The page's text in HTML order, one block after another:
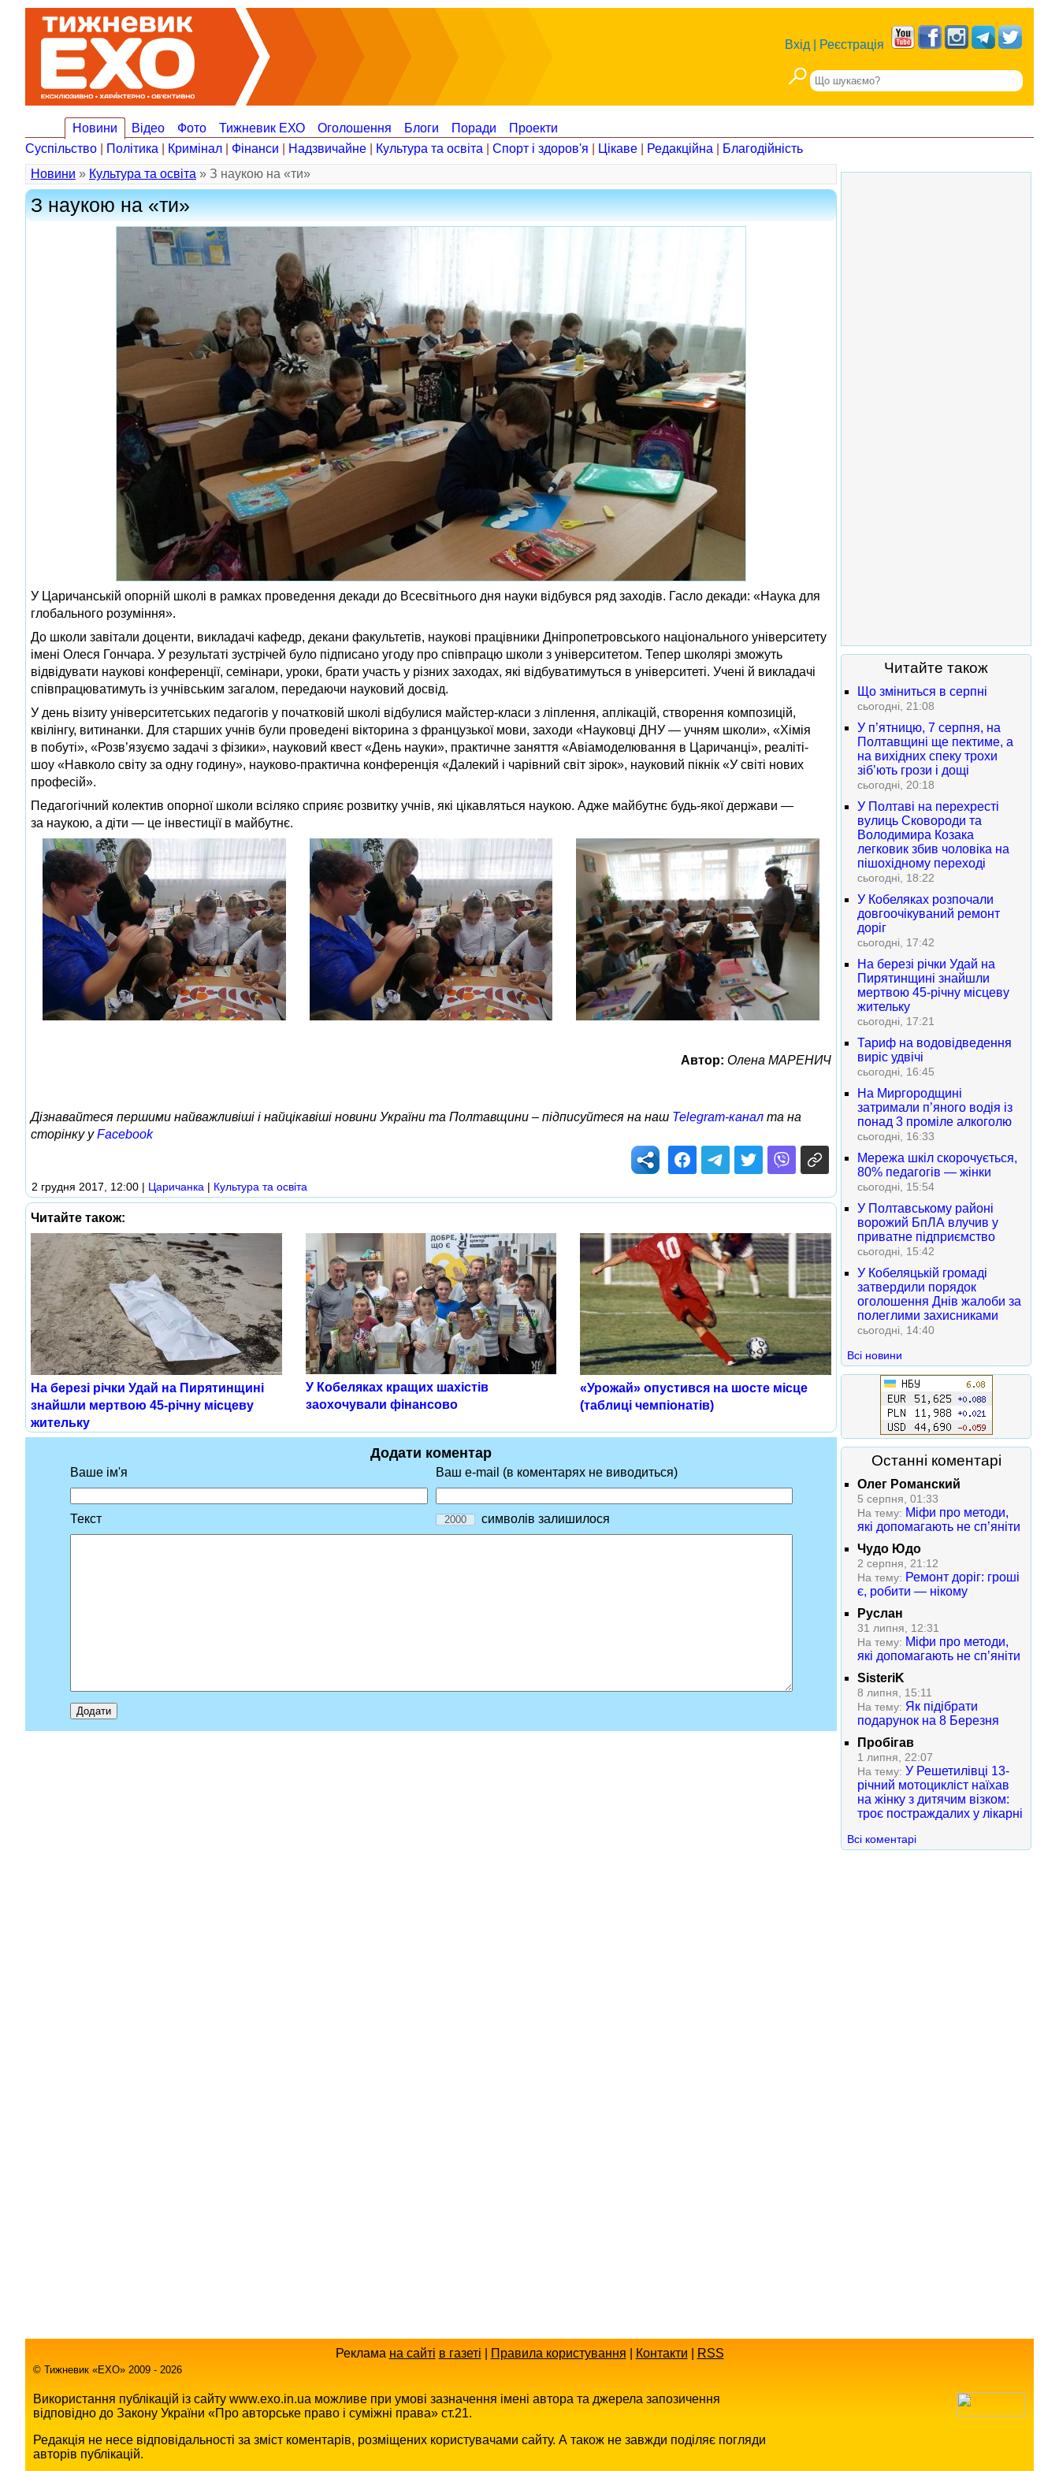
Вхід Реєстрація
Новини Відео Фото Тижневик ЕХО Оголошення Блоги Поради
Проекти
Суспільство
Політика Кримінал Фінанси Надзвичайне Культура та освіта Спорт і здоров'я Цікаве Редакційна
Благодійність
Новини » Культура та освіта » З наукою на «ти»
З наукою на «ти»
У Царичанській опорній школі в рамках проведення декади до Всесвітнього дня науки відбувся ряд заходів. Гасло декади: «Наука для
глобального розуміння».
До школи завітали доценти, викладачі кафедр, декани факультетів, наукові працівники Дніпропетровського національного університету
імені Олеся Гончара. У результаті зустрічей було підписано угоду про співпрацю школи з університетом. Тепер школярі зможуть
відвідувати наукові конференції, семінари, уроки, брати участь у різних заходах, які відбуватимуться в університеті. Учені й викладачі
співпрацюватимуть із учнівським загалом, передаючи науковий досвід.
У день візиту університетських педагогів у початковій школі відбулися майстер-класи з ліплення, аплікацій, створення композицій,
квілінгу, витинанки. Для старших учнів були проведені вікторина з французької мови, заходи «Науковці ДНУ — учням школи», «Хімія
в побуті», «Розв’язуємо задачі з фізики», науковий квест «День науки», практичне заняття «Авіамоделювання в Царичанці», реаліті-
шоу «Навколо світу за одну годину», науково-практична конференція «Далекий і чарівний світ зірок», науковий пікнік «У світі нових
професій».
Педагогічний колектив опорної школи всіляко сприяє розвитку учнів, які цікавляться наукою. Адже майбутнє будь-якої держави —
за наукою, а діти — це інвестиції в майбутнє.
Автор: Олена МАРЕНИЧ
Дізнавайтеся першими найважливіші і найцікавіші новини України та Полтавщини – підписуйтеся на наш Telegram-канал та на
сторінку уFacebook
2 грудня 2017, 12:00 | Царичанка | Культура та освіта
Читайте також:
На березі річки Удай на Пирятинщині
знайшли мертвою 45-річну місцеву
жительку
У Кобеляках кращих шахістів
заохочували фінансово
«Урожай» опустився на шосте місце
(таблиці чемпіонатів)
Додати коментар
Ваше ім'я Ваш e-mail (в коментарях не виводиться)
Текст символів залишилося
Читайте також
Що зміниться в серпні
сьогодні, 21:08
У п’ятницю, 7 серпня, на
Полтавщині ще пектиме, а
на вихідних спеку трохи
зіб’ють грози і дощі
сьогодні, 20:18
У Полтаві на перехресті
вулиць Сковороди та
Володимира Козака
легковик збив чоловіка на
пішохідному переході
сьогодні, 18:22
У Кобеляках розпочали
довгоочікуваний ремонт
доріг
сьогодні, 17:42
На березі річки Удай на
Пирятинщині знайшли
мертвою 45-річну місцеву
жительку
сьогодні, 17:21
Тариф на водовідведення
виріс удвічі
сьогодні, 16:45
На Миргородщині
затримали п’яного водія із
понад 3 проміле алкоголю
сьогодні, 16:33
Мережа шкіл скорочується,
80% педагогів — жінки
сьогодні, 15:54
У Полтавському районі
ворожий БпЛА влучив у
приватне підприємство
сьогодні, 15:42
У Кобеляцькій громаді
затвердили порядок
оголошення Днів жалоби за
полеглими захисниками
сьогодні, 14:40
Всі новини
Останні коментарі
Олег Романский
5 серпня, 01:33
На тему: Міфи про методи,
які допомагають не сп’яніти
Чудо Юдо
2 серпня, 21:12
На тему: Ремонт доріг: гроші
є, робити — нікому
Руслан
31 липня, 12:31
На тему: Міфи про методи,
які допомагають не сп’яніти
SisteriK
8 липня, 15:11
На тему: Як підібрати
подарунок на 8 Березня
Пробігав
1 липня, 22:07
На тему: У Решетилівці 13-
річний мотоцикліст наїхав
на жінку з дитячим візком:
троє постраждалих у лікарні
Всі коментарі
Реклама на сайті в газеті Правила користування Контакти RSS
© Тижневик «EХO» 2009 - 2026
Використання публікацій із сайту www.exo.in.ua можливе при умові зазначення імені автора та джерела запозичення
відповідно до Закону України «Про авторське право і суміжні права» ст.21.
Редакція не несе відповідальності за зміст коментарів, розміщених користувачами сайту. А також не завжди поділяє погляди
авторів публікацій.